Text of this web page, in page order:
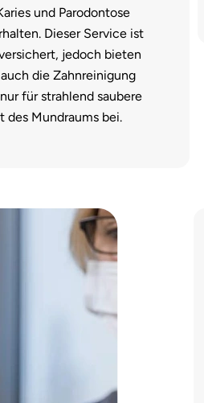
und Parodontose
Dieser Service ist
jedoch bieten
die Zahnreinigung
für strahlend saubere
des Mundraums bei.